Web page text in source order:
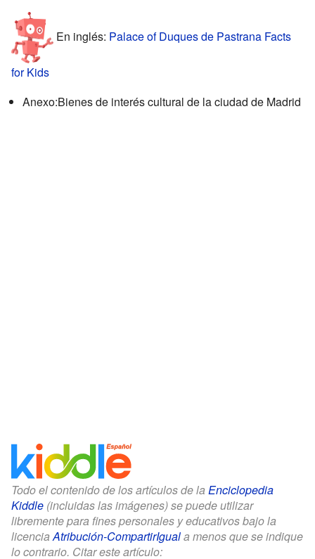
En inglés: Palace of Duques de Pastrana Facts
for Kids
Anexo:Bienes de interés cultural de la ciudad de Madrid
Todo el contenido de los artículos de la Enciclopedia
Kiddle (incluidas las imágenes) se puede utilizar
libremente para fines personales y educativos bajo la
licencia Atribución-CompartirIguala menos que se indique
lo contrario. Citar este artículo: